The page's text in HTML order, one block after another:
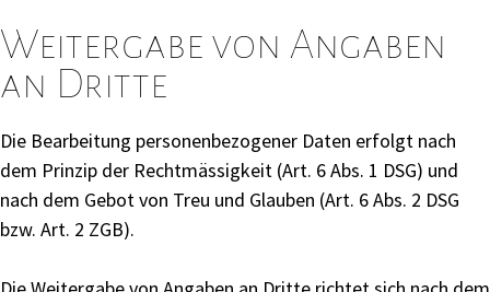
Weitergabe von Angaben
an Dritte
Die Bearbeitung personenbezogener Daten erfolgt nach
dem Prinzip der Rechtmässigkeit (Art. 6 Abs. 1 DSG) und
nach dem Gebot von Treu und Glauben (Art. 6 Abs. 2 DSG
bzw. Art. 2 ZGB).